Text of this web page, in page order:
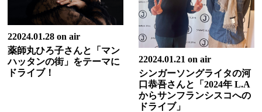
22024.01.28 on air
薬師丸ひろ子さんと「マン
ハッタンの街」をテーマに
ドライブ！
22024.01.21 on air
シンガーソングライタの河
口恭吾さんと「2024年 L.A
からサンフランシスコへの
ドライブ」